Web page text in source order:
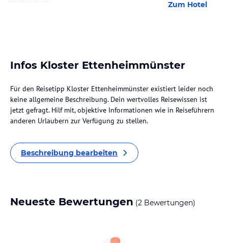
Zum Hotel
Infos Kloster Ettenheimmünster
Für den Reisetipp Kloster Ettenheimmünster existiert leider noch
keine allgemeine Beschreibung. Dein wertvolles Reisewissen ist
jetzt gefragt. Hilf mit, objektive Informationen wie in Reiseführern
anderen Urlaubern zur Verfügung zu stellen.
Beschreibung bearbeiten
Neueste Bewertungen (2 Bewertungen)